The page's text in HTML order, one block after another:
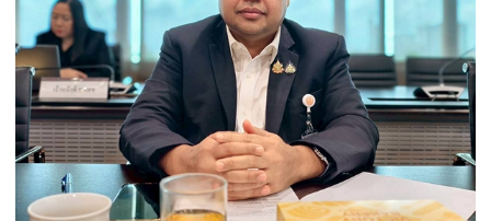
อุดรธานี
2569
เปิด
พื้นที่
ศรัทธา
คู่
ขนาน